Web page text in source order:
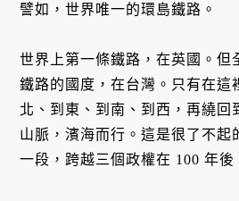
譬如，世界唯一的環島鐵路。
世界上第一條鐵路，在英國。但
鐵路的國度，在台灣。只有在這
北、到東、到南、到西，再繞回
山脈，濱海而行。這是很了不起
一段，跨越三個政權在 100 年後